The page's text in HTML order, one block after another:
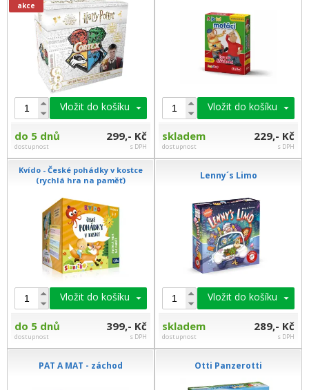
akce
Vložit do košíku
do 5 dnů
dostupnost
299,- Kč
s DPH
Vložit do košíku
skladem
dostupnost
229,- Kč
s DPH
Kvído - České pohádky v kostce
(rychlá hra na paměť)
Vložit do košíku
do 5 dnů
dostupnost
399,- Kč
s DPH
Lenny´s Limo
Vložit do košíku
skladem
dostupnost
289,- Kč
s DPH
PAT A MAT - záchod Otti Panzerotti